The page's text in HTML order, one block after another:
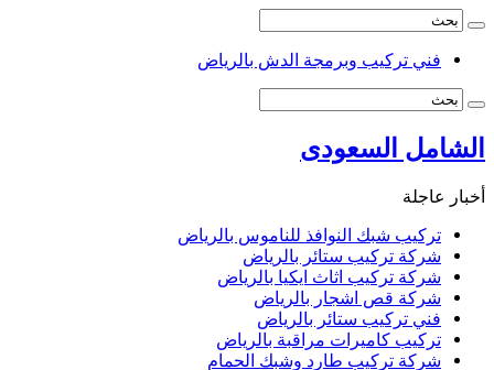
فني تركيب وبرمجة الدش بالرياض
الشامل السعودى
أخبار عاجلة
تركيب شبك النوافذ للناموس بالرياض
شركة تركيب ستائر بالرياض
شركة تركيب اثاث ايكيا بالرياض
شركة قص اشجار بالرياض
فني تركيب ستائر بالرياض
تركيب كاميرات مراقبة بالرياض
شركة تركيب طارد وشبك الحمام